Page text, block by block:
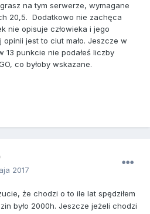
na tym serwerze, wymagane
20,5. Dodatkowo nie zachęca
nie opisuje człowieka i jego
jest to ciut mało. Jeszcze w
13 punkcie nie podałeś liczby
co byłoby wskazane.
2017
że chodzi o to ile lat spędziłem
było 2000h. Jeszcze jeżeli chodzi